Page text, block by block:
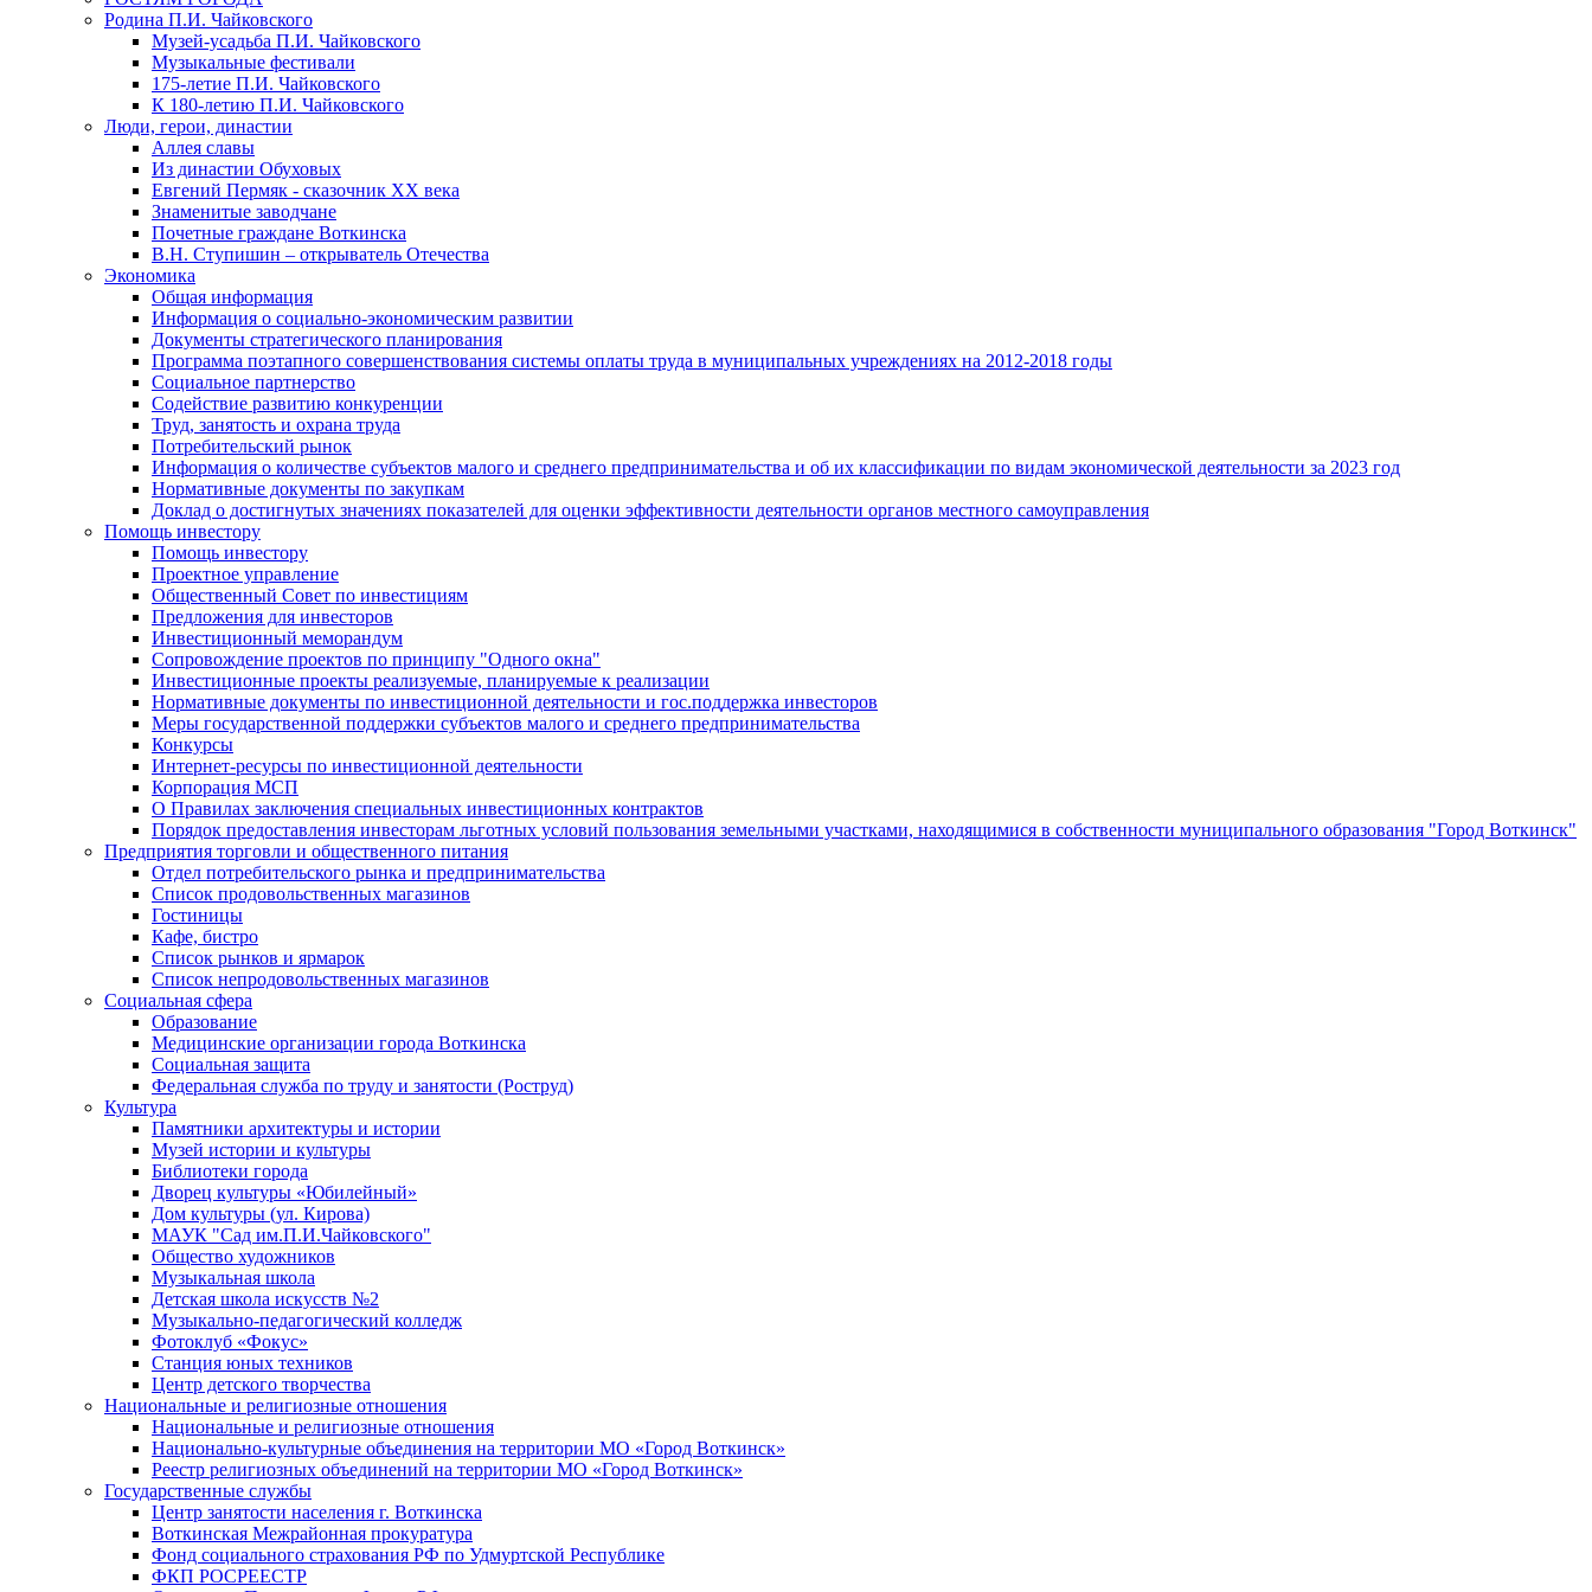
Родина П.И. Чайковского
Музей-усадьба П.И. Чайковского
Музыкальные фестивали
175-летие П.И. Чайковского
К 180-летию П.И. Чайковского
Люди, герои, династии
Аллея славы
Из династии Обуховых
Евгений Пермяк - сказочник XX века
Знаменитые заводчане
Почетные граждане Воткинска
В.Н. Ступишин – открыватель Отечества
Экономика
Общая информация
Информация о социально-экономическим развитии
Документы стратегического планирования
Программа поэтапного совершенствования системы оплаты труда в муниципальных учреждениях на 2012-2018 годы
Социальное партнерство
Содействие развитию конкуренции
Труд, занятость и охрана труда
Потребительский рынок
Информация о количестве субъектов малого и среднего предпринимательства и об их классификации по видам экономической деятельности за 2023 год
Нормативные документы по закупкам
Доклад о достигнутых значениях показателей для оценки эффективности деятельности органов местного самоуправления
Помощь инвестору
Помощь инвестору
Проектное управление
Общественный Совет по инвестициям
Предложения для инвесторов
Инвестиционный меморандум
Сопровождение проектов по принципу "Oдного окна"
Инвестиционные проекты реализуемые, планируемые к реализации
Нормативные документы по инвестиционной деятельности и гос.поддержка инвесторов
Меры государственной поддержки субъектов малого и среднего предпринимательства
Конкурсы
Интернет-ресурсы по инвестиционной деятельности
Корпорация МСП
О Правилах заключения специальных инвестиционных контрактов
Порядок предоставления инвесторам льготных условий пользования земельными участками, находящимися в собственности муниципального образования "Город Воткинск"
Предприятия торговли и общественного питания
Отдел потребительского рынка и предпринимательства
Список продовольственных магазинов
Гостиницы
Кафе, бистро
Cписок рынков и ярмарок
Список непродовольственных магазинов
Социальная сфера
Образование
Медицинские организации города Воткинска
Социальная защита
Федеральная служба по труду и занятости (Роструд)
Культура
Памятники архитектуры и истории
Музей истории и культуры
Библиотеки города
Дворец культуры «Юбилейный»
Дом культуры (ул. Кирова)
МАУК "Сад им.П.И.Чайковского"
Общество художников
Музыкальная школа
Детская школа искусств №2
Музыкально-педагогический колледж
Фотоклуб «Фокус»
Станция юных техников
Центр детского творчества
Национальные и религиозные отношения
Национальные и религиозные отношения
Национально-культурные объединения на территории МО «Город Воткинск»
Реестр религиозных объединений на территории МО «Город Воткинск»
Государственные службы
Центр занятости населения г. Воткинска
Воткинская Межрайонная прокуратура
Фонд социального страхования РФ по Удмуртской Республике
ФКП РОСРЕЕСТР